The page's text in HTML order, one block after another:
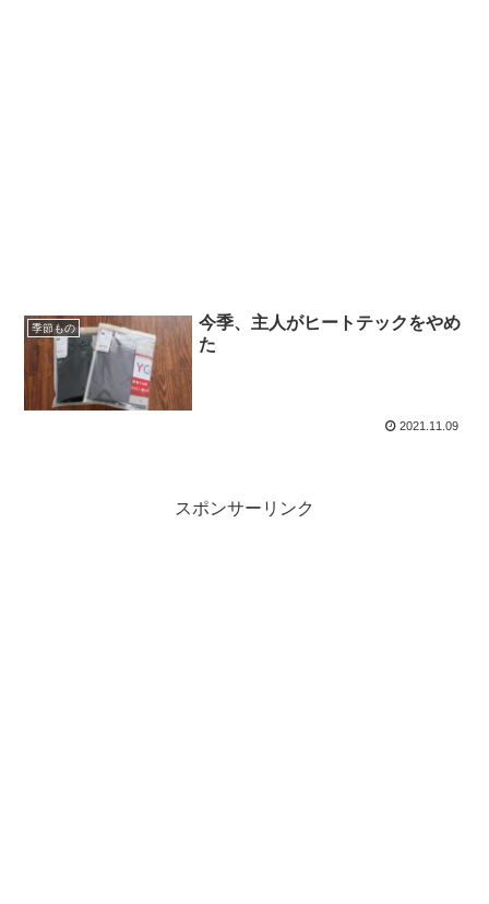
季節もの
今季、主人がヒートテックをやめ
た
2021.11.09
スポンサーリンク